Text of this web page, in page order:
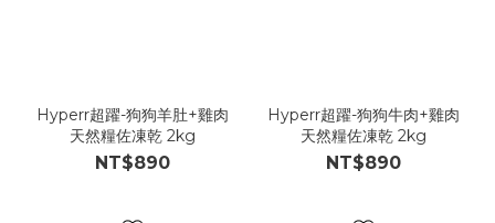
Hyperr超躍-狗狗羊肚+雞肉
天然糧佐凍乾 2kg
NT$890
Hyperr超躍-狗狗牛肉+雞肉
天然糧佐凍乾 2kg
NT$890